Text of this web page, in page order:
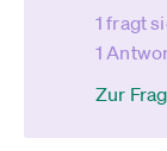
1 fragt
1
Zur